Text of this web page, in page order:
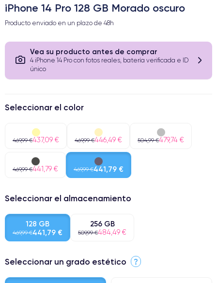
iPhone 14 Pro 128 GB Morado oscuro
Producto enviado en un plazo de 48h
Vea su producto antes de comprar
4 iPhone 14 Pro con fotos reales, batería verificada e ID
único
Seleccionar el color
469,99 €437,09 € 469,99 €446,49 € 504,99 €479,74 €
469,99 €441,79 € 469,99 €441,79 €
Seleccionar el almacenamiento
128 GB
469,99 €441,79 €
256 GB
509,99 €484,49 €
Seleccionar un grado estético ?